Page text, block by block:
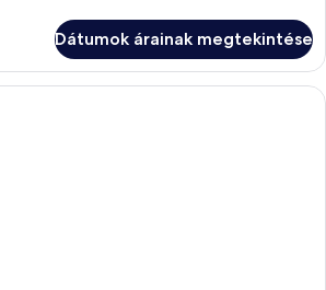
Dátumok árainak megtekintése